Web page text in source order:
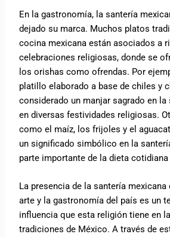
En la gastronomía, la santería
dejado su marca. Muchos platos
cocina mexicana están asociados a
celebraciones religiosas, donde se
los orishas como ofrendas. Por
platillo elaborado a base de chiles y
considerado un manjar sagrado en
en diversas festividades religiosas.
como el maíz, los frijoles y el
un significado simbólico en la
parte importante de la dieta
La presencia de la santería mexicana
arte y la gastronomía del país es un
influencia que esta religión tiene en
tradiciones de México. A través de